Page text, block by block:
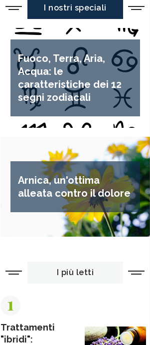
I nostri speciali
Fuoco, Terra, Aria,
Acqua: le
caratteristiche dei 12
segni zodiacali
Arnica, un'ottima
alleata contro il dolore
I più letti
1
Trattamenti
"ibridi":